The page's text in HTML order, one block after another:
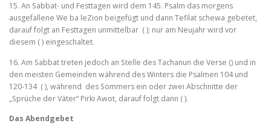
15. An Sabbat‑ und Festtagen wird dem 145. Psalm das morgens
ausgefallene We ba leZion beigefügt und dann Tefilat schewa gebetet,
darauf folgt an Festtagen unmittelbar ( ); nur am Neujahr wird vor
diesem ( ) eingeschaltet.
16. Am Sabbat treten jedoch an Stelle des Tachanun die Verse () und in
den meisten Gemeinden während des Winters die Psalmen 104 und
120‑134 ( ), während des Sommers ein oder zwei Abschnitte der
„Sprüche der Väter“ Pirki Awot, darauf folgt dann ( ).
Das Abendgebet